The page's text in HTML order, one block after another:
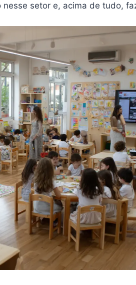
setor e, acima de tudo,